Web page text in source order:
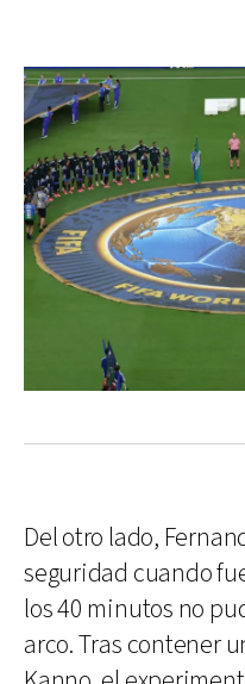
Del otro lado,
seguridad cuando
los 40 minutos no
arco. Tras contener